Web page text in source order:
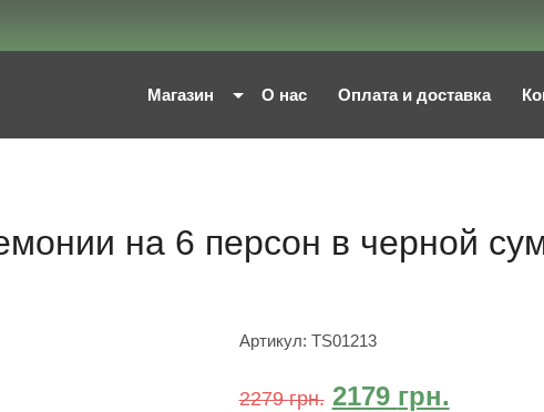
Магазин О нас Оплата и доставка
на 6 персон в черной
Артикул: TS01213
2279грн. 2179 грн.